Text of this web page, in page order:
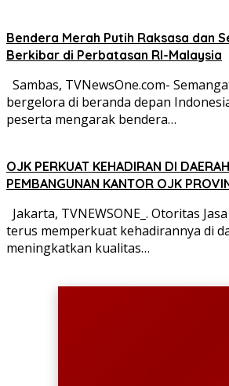
Bendera Merah Putih Raksasa dan
Berkibar di Perbatasan RI-Malaysia
Sambas, TVNewsOne.com-
bergelora di beranda depan
peserta mengarak bendera…
OJK PERKUAT KEHADIRAN DI
PEMBANGUNAN KANTOR OJK
Jakarta, TVNEWSONE_. Otoritas
terus memperkuat kehadirannya di
meningkatkan kualitas…